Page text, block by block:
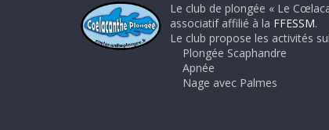
Le club de plongée « Le
associatif affilié à la FFESSM.
Le club propose les activités
Plongée Scaphandre
Apnée
Nage avec Palmes